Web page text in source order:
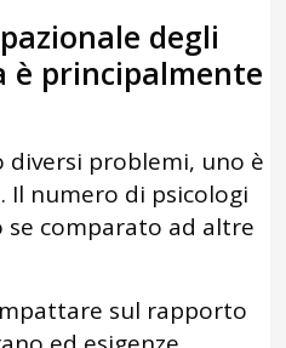
degli
è principalmente
diversi problemi, uno è
Il numero di psicologi
se comparato ad altre
sul rapporto